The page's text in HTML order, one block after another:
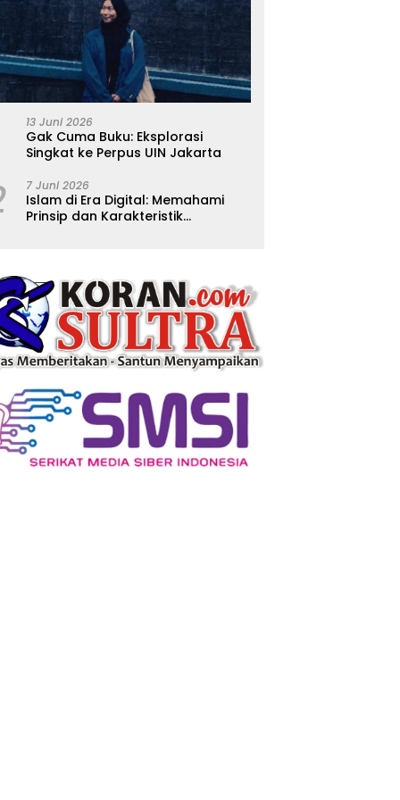
13 Juni 2026
Gak Cuma Buku: Eksplorasi
Singkat ke Perpus UIN Jakarta
7 Juni 2026
Islam di Era Digital: Memahami
Prinsip dan Karakteristik